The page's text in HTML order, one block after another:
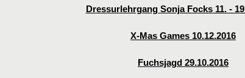
Dressurlehrgang Sonja Focks 11. -
X-Mas Games 10.12.2016
Fuchsjagd 29.10.2016